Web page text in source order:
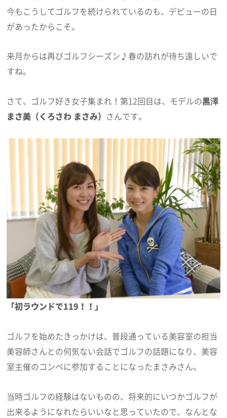
今もこうしてゴルフを続けられているのも、デビューの日
があったからこそ。
来月からは再びゴルフシーズン♪春の訪れが待ち遠しいで
すね。
さて、ゴルフ好き女子集まれ！第12回目は、モデルの黒澤
まさ美（くろさわ まさみ） さんです。
「初ラウンドで119！！」
ゴルフを始めたきっかけは、普段通っている美容室の担当
美容師さんとの何気ない会話でゴルフの話題になり、美容
室主催のコンペに参加することになったまさみさん。
当時ゴルフの経験はないものの、将来的にいつかゴルフが
出来るようになれたらいいなと思っていたので、なんとな